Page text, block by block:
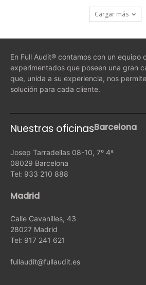
Cargar más
En Full Audit® contamos con un equipo
experimentados que poseen una gran
que, unida a su experiencia, nos
solución para cada cliente.
Nuestras oficinasBarcelona
Josep Tarradellas 08-10, 7º 4ª
08029 Barcelona
Tel: 933 210 888
Madrid
Calle Cavanilles, 43
28027 Madrid
Tel: 917 241 621
fullaudit@fullaudit.es